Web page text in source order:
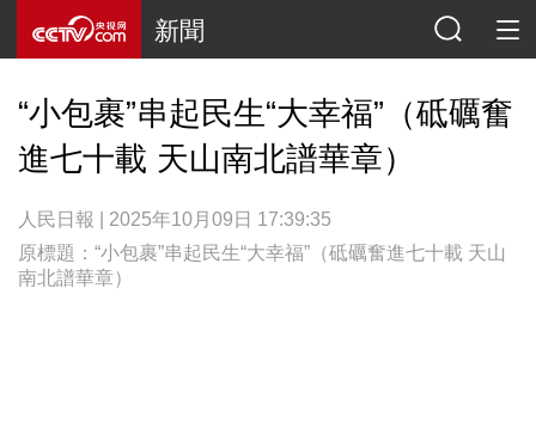
新聞
“小包裹”串起民生“大幸福”（砥礪奮
進七十載 天山南北譜華章）
人民日報 | 2025年10月09日 17:39:35
原標題：“小包裹”串起民生“大幸福”（砥礪奮進七十載 天山
南北譜華章）